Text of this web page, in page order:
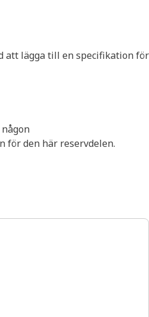
att lägga till en specifikation för
den här reservdelen.